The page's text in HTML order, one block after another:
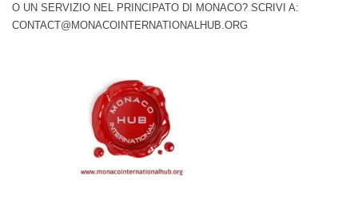
O UN SERVIZIO NEL PRINCIPATO DI MONACO? SCRIVI A:
CONTACT@MONACOINTERNATIONALHUB.ORG